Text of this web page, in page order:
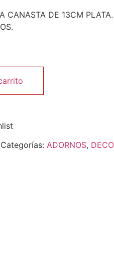
CANASTA DE 13CM
Categorías: ADORNOS,